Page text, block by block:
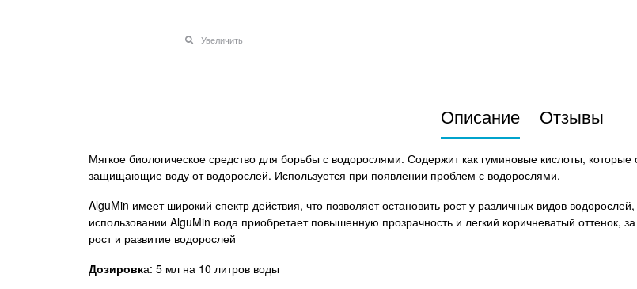
Увеличить
Описание Отзывы
Мягкое биологическое средство для борьбы с водорослями. Содержит как гуминовые кислоты,
защищающие воду от водорослей. Используется при появлении проблем с водорослями.
AlguMin имеет широкий спектр действия, что позволяет остановить рост у различных видов
использовании AlguMin вода приобретает повышенную прозрачность и легкий коричневатый оттенок,
рост и развитие водорослей
Дозировка: 5 мл на 10 литров воды